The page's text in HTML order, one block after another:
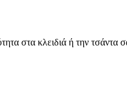
στα κλειδιά ή την τσάντα